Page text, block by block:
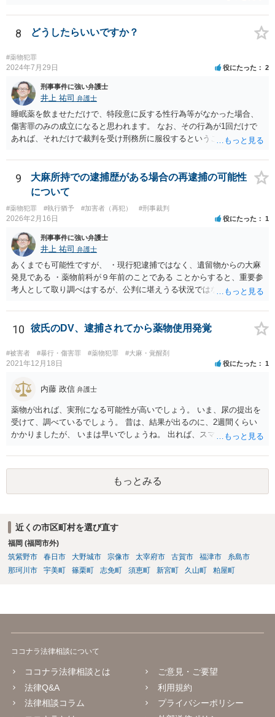
すめします。勾留については、そもそも逮捕されるかどうかもわかり
ませんが、逮捕された場合には基本的には10日処理となるのではない
8 どうしたらいいですか？
#薬物犯罪
2024年7月29日 役にたった 2
刑事事件に強い弁護士
井上 祐司 弁護士
睡眠薬を飲ませただけで、特段意に反する性行為等がなかった場合、
傷害罪のみの成立になると思われます。 なお、その行為が1回だけで
あれば、それだけで裁判を受け刑務所に服役するということは考えに
9
大麻所持での逮捕歴がある場合の再逮捕の可能性
について
#薬物犯罪 #執行猶予 #加害者（再犯） #刑事裁判
2026年2月16日 役にたった 1
刑事事件に強い弁護士
井上 祐司 弁護士
あくまでも可能性ですが、 ・現行犯逮捕ではなく、遺留物からの大麻
発見である ・薬物前科が９年前のことである ことからすると、重要参
考人として取り調べはするが、公判に堪えうる状況ではないとして、
す。
10 彼氏のDV、逮捕されてから薬物使用発覚
#被害者 #暴行・傷害罪 #薬物犯罪 #大麻・覚醒剤
2021年12月18日 役にたった 1
内藤 政信 弁護士
薬物が出れば、実刑になる可能性が高いでしょう。 いま、尿の提出を
受けて、調べているでしょう。 昔は、結果が出るのに、2週間くらい
かかりましたが、 いまは早いでしょうね。 出れば、スマホの押収と家
もっとみる
近くの市区町村を選び直す
福岡 (福岡市外)
筑紫野市
春日市 大野城市 宗像市 太宰府市 古賀市 福津市
糸島市
那珂川市
宇美町 篠栗町 志免町 須恵町 新宮町 久山町 粕屋町
ココナラ法律相談について
ココナラ法律相談とは
法律Q&A
法律相談コラム
ご意見・ご要望
利用規約
プライバシーポリシー